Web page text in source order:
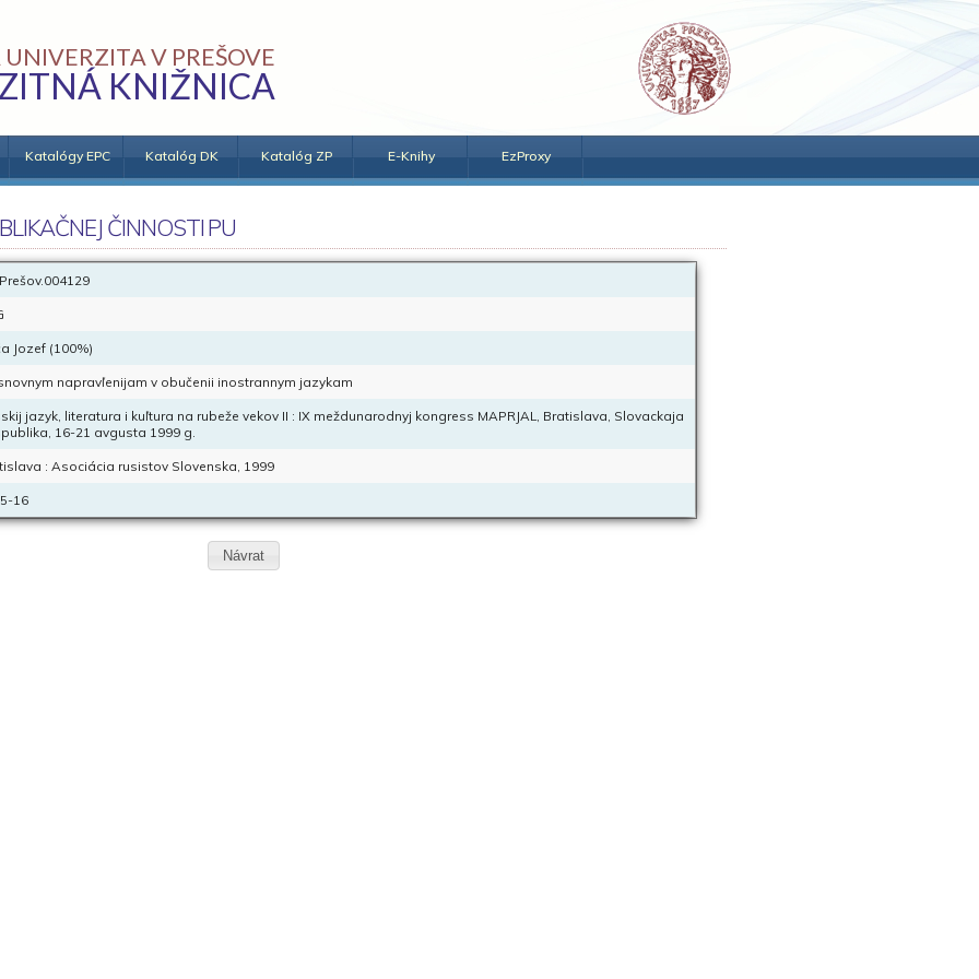
UNIVERZITA V PREŠOVE
KNIŽNICA
Katalógy EPC Katalóg DK Katalóg ZP E-Knihy EzProxy
ČINNOSTI PU
Jozef (100%)
napravľenijam v obučenii inostrannym jazykam
jazyk, literatura i kuľtura na rubeže vekov II : IX meždunarodnyj kongress MAPRJAL, Bratislava, Slovackaja
16-21 avgusta 1999 g.
: Asociácia rusistov Slovenska, 1999
16